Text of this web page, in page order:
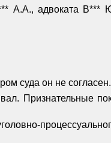
А.А., адвоката В***
суда он не
Признательные